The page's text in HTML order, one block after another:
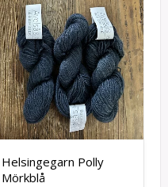
Helsingegarn Polly
Mörkblå